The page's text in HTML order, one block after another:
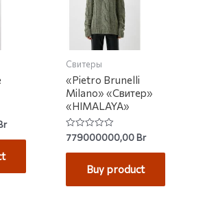
Свитеры
«Pietro Brunelli
Milano» «Свитер»
«HIMALAYA»
Rated
0
out
779000000,00Br
Buy product